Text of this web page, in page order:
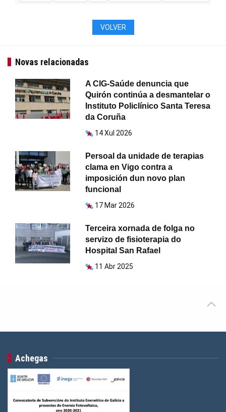
VOLVER
Novas relacionadas
A CIG-Saúde denuncia que
Quirón continúa a desmantelar o
Instituto Policlínico Santa Teresa
da Coruña
14 Xul 2026
Persoal da unidade de terapias
clama en Vigo contra a
imposición dun novo plan
funcional
17 Mar 2026
Terceira xornada de folga no
servizo de fisioterapia do
Hospital San Rafael
11 Abr 2025
Achegas